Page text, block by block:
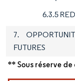
6.3.5
7.
FUTURES
** Sous réserve